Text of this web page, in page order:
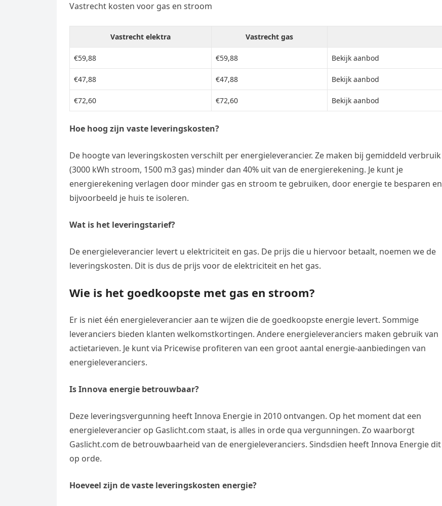
Vastrecht kosten voor gas en stroom
Vastrecht elektra Vastrecht gas
€59,88 €59,88 Bekijk aanbod
€47,88 €47,88 Bekijk aanbod
€72,60 €72,60 Bekijk aanbod
Hoe hoog zijn vaste leveringskosten?
De hoogte van leveringskosten verschilt per energieleverancier. Ze maken bij gemiddeld verbruik
(3000 kWh stroom, 1500 m3 gas) minder dan 40% uit van de energierekening. Je kunt je
energierekening verlagen door minder gas en stroom te gebruiken, door energie te besparen en
bijvoorbeeld je huis te isoleren.
Wat is het leveringstarief?
De energieleverancier levert u elektriciteit en gas. De prijs die u hiervoor betaalt, noemen we de
leveringskosten. Dit is dus de prijs voor de elektriciteit en het gas.
Wie is het goedkoopste met gas en stroom?
Er is niet één energieleverancier aan te wijzen die de goedkoopste energie levert. Sommige
leveranciers bieden klanten welkomstkortingen. Andere energieleveranciers maken gebruik van
actietarieven. Je kunt via Pricewise profiteren van een groot aantal energie-aanbiedingen van
energieleveranciers.
Is Innova energie betrouwbaar?
Deze leveringsvergunning heeft Innova Energie in 2010 ontvangen. Op het moment dat een
energieleverancier op Gaslicht.com staat, is alles in orde qua vergunningen. Zo waarborgt
Gaslicht.com de betrouwbaarheid van de energieleveranciers. Sindsdien heeft Innova Energie dit
op orde.
Hoeveel zijn de vaste leveringskosten energie?